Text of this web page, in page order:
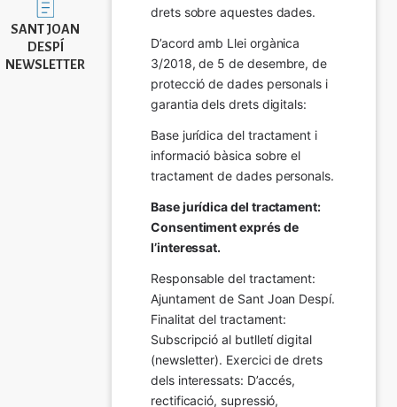
SANT JOAN
DESPÍ
NEWSLETTER
drets sobre aquestes dades.
D’acord amb Llei orgànica
3/2018, de 5 de desembre, de
protecció de dades personals i
garantia dels drets digitals:
Base jurídica del tractament i
informació bàsica sobre el
tractament de dades personals.
Base jurídica del tractament:
Consentiment exprés de
l’interessat.
Responsable del tractament:
Ajuntament de Sant Joan Despí.
Finalitat del tractament:
Subscripció al butlletí digital
(newsletter). Exercici de drets
dels interessats: D’accés,
rectificació, supressió,